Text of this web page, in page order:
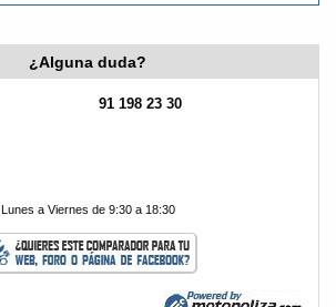
¿Alguna duda?
91 198 23 30
Lunes a Viernes de 9:30 a 18:30